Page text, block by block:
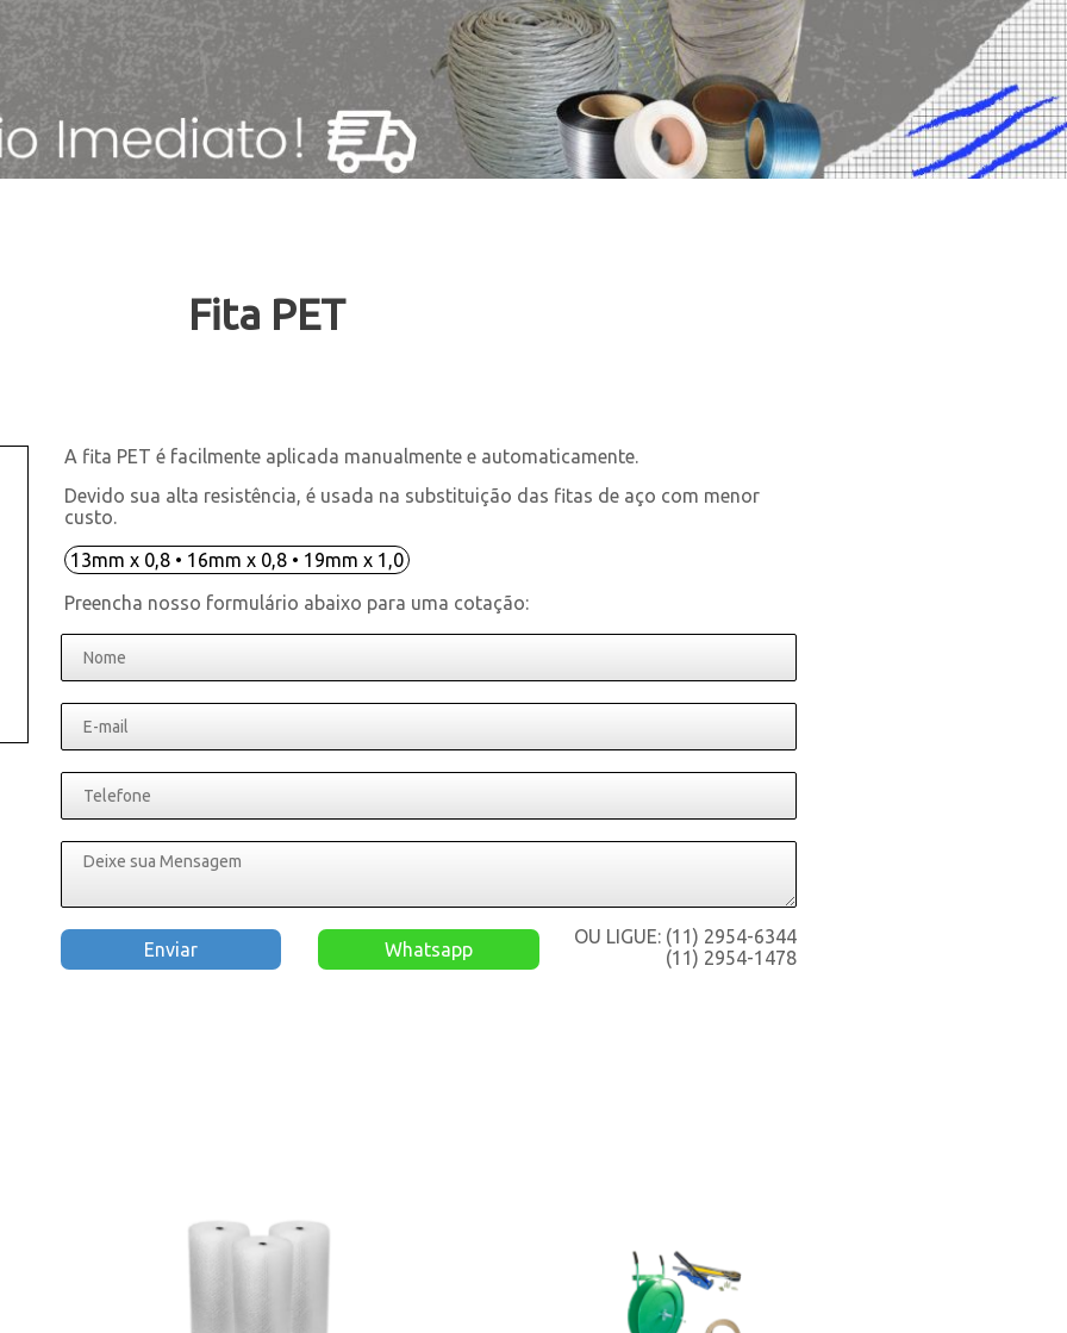
Fita PET
A fita PET é facilmente aplicada manualmente e automaticamente.
Devido sua alta resistência, é usada na substituição das fitas de aço com menor
custo.
13mm x 0,8 • 16mm x 0,8 • 19mm x 1,0
Preencha nosso formulário abaixo para uma cotação:
Enviar Whatsapp
OU LIGUE: (11) 2954-6344
(11) 2954-1478